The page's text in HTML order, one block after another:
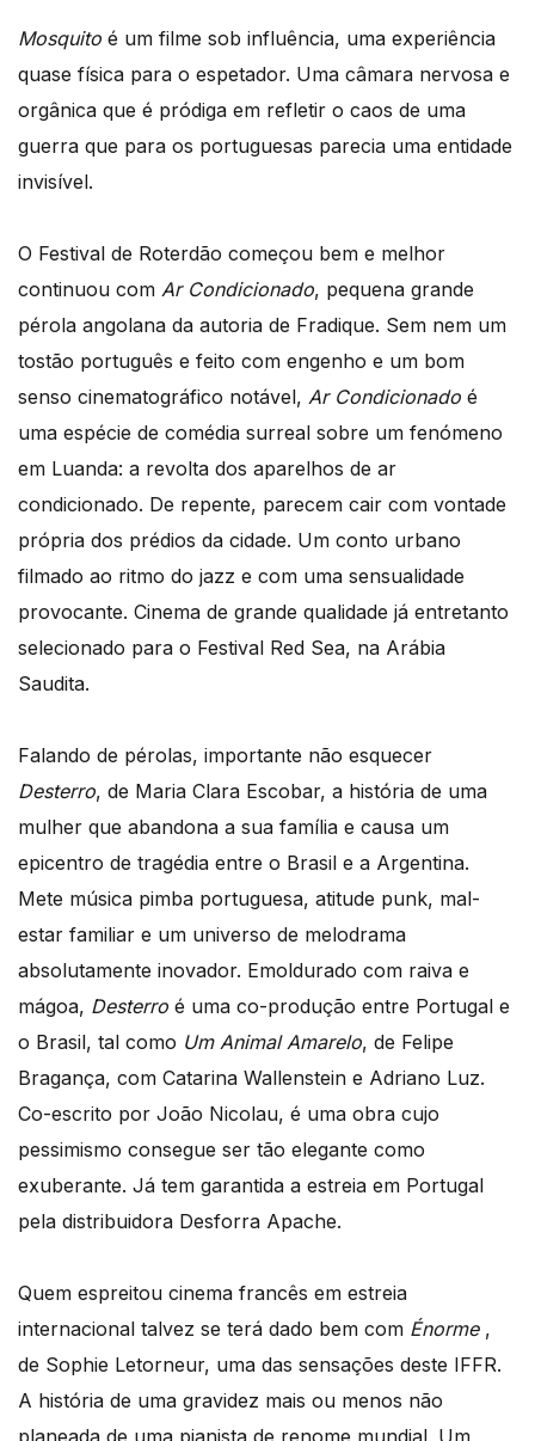
Mosquito é um filme sob influência, uma experiência
quase física para o espetador. Uma câmara nervosa e
orgânica que é pródiga em refletir o caos de uma
guerra que para os portuguesas parecia uma entidade
invisível.
O Festival de Roterdão começou bem e melhor
continuou com Ar Condicionado, pequena grande
pérola angolana da autoria de Fradique. Sem nem um
tostão português e feito com engenho e um bom
senso cinematográfico notável, Ar Condicionado é
uma espécie de comédia surreal sobre um fenómeno
em Luanda: a revolta dos aparelhos de ar
condicionado. De repente, parecem cair com vontade
própria dos prédios da cidade. Um conto urbano
filmado ao ritmo do jazz e com uma sensualidade
provocante. Cinema de grande qualidade já entretanto
selecionado para o Festival Red Sea, na Arábia
Saudita.
Falando de pérolas, importante não esquecer
Desterro, de Maria Clara Escobar, a história de uma
mulher que abandona a sua família e causa um
epicentro de tragédia entre o Brasil e a Argentina.
Mete música pimba portuguesa, atitude punk, mal-
estar familiar e um universo de melodrama
absolutamente inovador. Emoldurado com raiva e
mágoa, Desterro é uma co-produção entre Portugal e
o Brasil, tal como Um Animal Amarelo, de Felipe
Bragança, com Catarina Wallenstein e Adriano Luz.
Co-escrito por João Nicolau, é uma obra cujo
pessimismo consegue ser tão elegante como
exuberante. Já tem garantida a estreia em Portugal
pela distribuidora Desforra Apache.
Quem espreitou cinema francês em estreia
internacional talvez se terá dado bem com Énorme,
de Sophie Letorneur, uma das sensações deste IFFR.
A história de uma gravidez mais ou menos não
planeada de uma pianista de renome mundial. Um